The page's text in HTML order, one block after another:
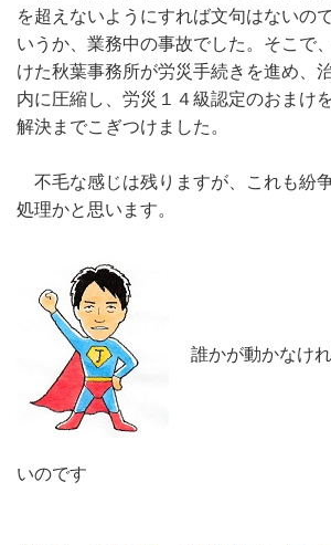
を超えないようにすれば文句はないの
いうか、業務中の事故でした。そこで
けた秋葉事務所が労災手続きを進め、
内に圧縮し、労災１４級認定のおまけ
解決までこぎつけました。
不毛な感じは残りますが、これも紛
処理かと思います。
誰かが動かなけ
いのです